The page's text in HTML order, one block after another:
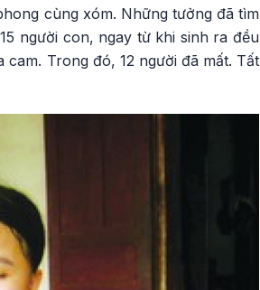
cùng xóm. Những tưởng đã tìm
người con, ngay từ khi sinh ra đều
Trong đó, 12 người đã mất. Tất